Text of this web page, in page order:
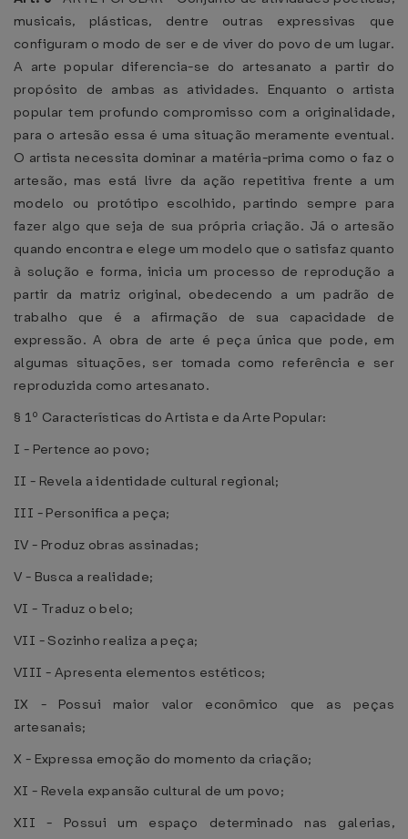
musicais, plásticas, dentre outras expressivas que
configuram o modo de ser e de viver do povo de um lugar.
A arte popular diferencia-se do artesanato a partir do
propósito de ambas as atividades. Enquanto o artista
popular tem profundo compromisso com a originalidade,
para o artesão essa é uma situação meramente eventual.
O artista necessita dominar a matéria-prima como o faz o
artesão, mas está livre da ação repetitiva frente a um
modelo ou protótipo escolhido, partindo sempre para
fazer algo que seja de sua própria criação. Já o artesão
quando encontra e elege um modelo que o satisfaz quanto
à solução e forma, inicia um processo de reprodução a
partir da matriz original, obedecendo a um padrão de
trabalho que é a afirmação de sua capacidade de
expressão. A obra de arte é peça única que pode, em
algumas situações, ser tomada como referência e ser
reproduzida como artesanato.
§ 1º Características do Artista e da Arte Popular:
I - Pertence ao povo;
II - Revela a identidade cultural regional;
III - Personifica a peça;
IV - Produz obras assinadas;
V - Busca a realidade;
VI - Traduz o belo;
VII - Sozinho realiza a peça;
VIII - Apresenta elementos estéticos;
IX - Possui maior valor econômico que as peças
artesanais;
X - Expressa emoção do momento da criação;
XI - Revela expansão cultural de um povo;
XII - Possui um espaço determinado nas galerias,